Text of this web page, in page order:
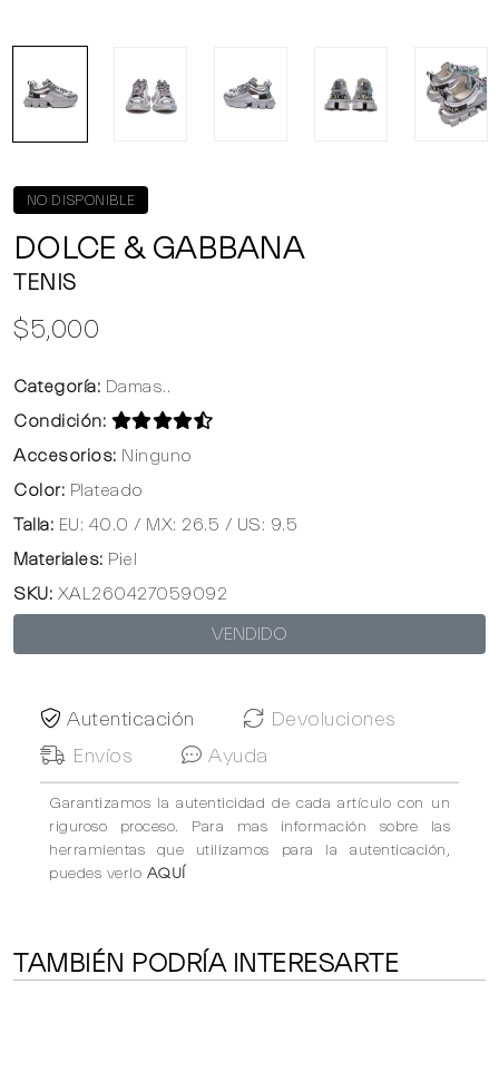
NO DISPONIBLE
DOLCE & GABBANA
TENIS
$5,000
Categoría: Damas..
Condición:
Accesorios: Ninguno
Color: Plateado
Talla: EU: 40.0 / MX: 26.5 / US: 9.5
Materiales: Piel
SKU: XAL260427059092
VENDIDO
Autenticación
Devoluciones
Envíos
Ayuda
Garantizamos la autenticidad de cada artículo con un
riguroso proceso. Para mas información sobre las
herramientas que utilizamos para la autenticación,
puedes verlo AQUÍ
TAMBIÉN PODRÍA INTERESARTE